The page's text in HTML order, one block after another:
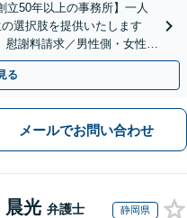
立50年以上の事務所】一人
選択肢を提供いたします
慰謝料請求／男性側・女性側
利用可】
る
メールでお問い合わせ
晨光 弁護士 静岡県